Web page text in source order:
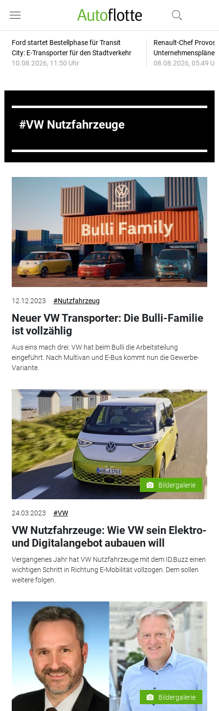
Ford startet Bestellphase für Transit
City: E-Transporter für den Stadtverkehr
10.08.2026, 11:50 Uhr
Renault-Chef
08.08.2026, 05:49
VW Nutzfahrzeuge
12.12.2023 #Nutzfahrzeug
Neuer VW Transporter: Die Bulli-Familie
ist vollzählig
Aus eins mach drei: VW hat beim Bulli die Arbeitsteilung
eingeführt. Nach Multivan und E-Bus kommt nun die Gewerbe-
Variante.
Bildergalerie
24.03.2023 #VW
VW Nutzfahrzeuge: Wie VW sein Elektro-
und Digitalangebot aubauen will
Vergangenes Jahr hat VW Nutzfahrzeuge mit dem ID.Buzz einen
wichtigen Schritt in Richtung E-Mobilität vollzogen. Dem sollen
weitere folgen.
Bildergalerie